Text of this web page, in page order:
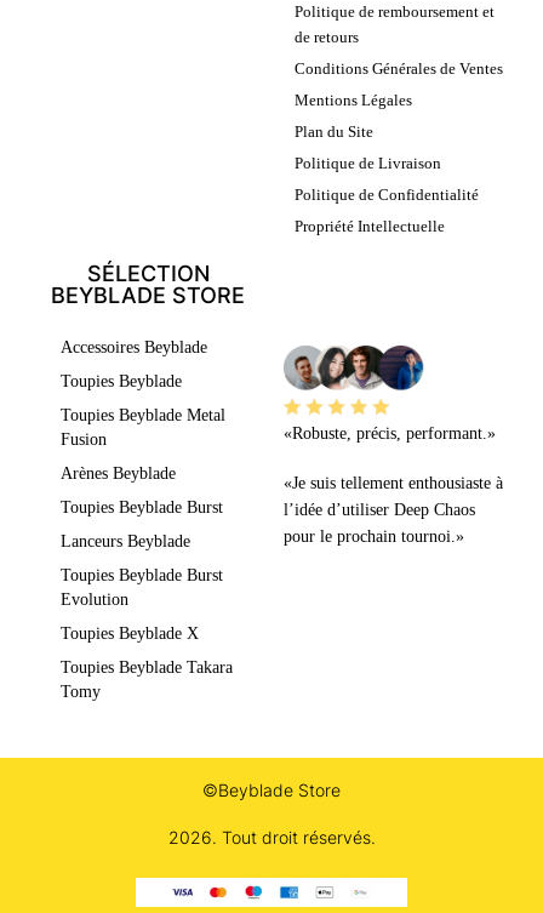
Politique de remboursement et
de retours
Conditions Générales de Ventes
Mentions Légales
Plan du Site
Politique de Livraison
Politique de Confidentialité
Propriété Intellectuelle
SÉLECTION
BEYBLADE STORE
Accessoires Beyblade
Toupies Beyblade
Toupies Beyblade Metal
Fusion
Arènes Beyblade
Toupies Beyblade Burst
Lanceurs Beyblade
Toupies Beyblade Burst
Evolution
Toupies Beyblade X
Toupies Beyblade Takara
Tomy
«Robuste, précis, performant.»
«Je suis tellement enthousiaste à
l’idée d’utiliser Deep Chaos
pour le prochain tournoi.»
©Beyblade Store
2026. Tout droit réservés.